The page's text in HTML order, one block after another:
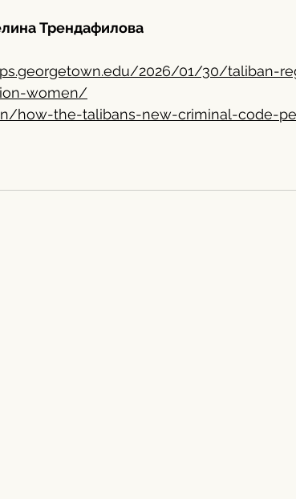
Трендафилова
2026/01/30/taliban-
women/
how-the-talibans-new-criminal-code-